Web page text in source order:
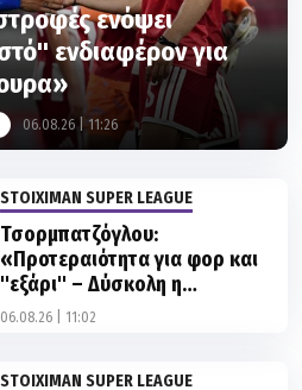
ενόψει
ενδιαφέρον για
06.08.26 | 11:26
STOIXIMAN SUPER LEAGUE
Τσορμπατζόγλου:
«Προτεραιότητα για φορ και
''εξάρι'' – Δύσκολη η
περίπτωση Ούρε»
06.08.26 | 11:02
STOIXIMAN SUPER LEAGUE